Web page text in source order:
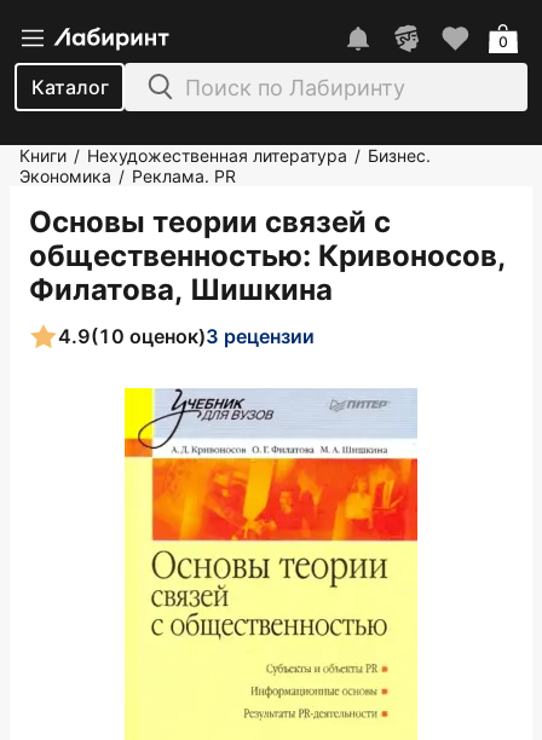
Каталог
0
Книги / Нехудожественная литература / Бизнес.
Экономика / Реклама. PR
Основы теории связей с
общественностью: Кривоносов,
Филатова, Шишкина
4.9(10 оценок)3 рецензии